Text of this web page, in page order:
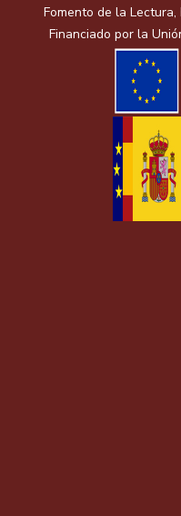
Fomento de la
Financiado por la